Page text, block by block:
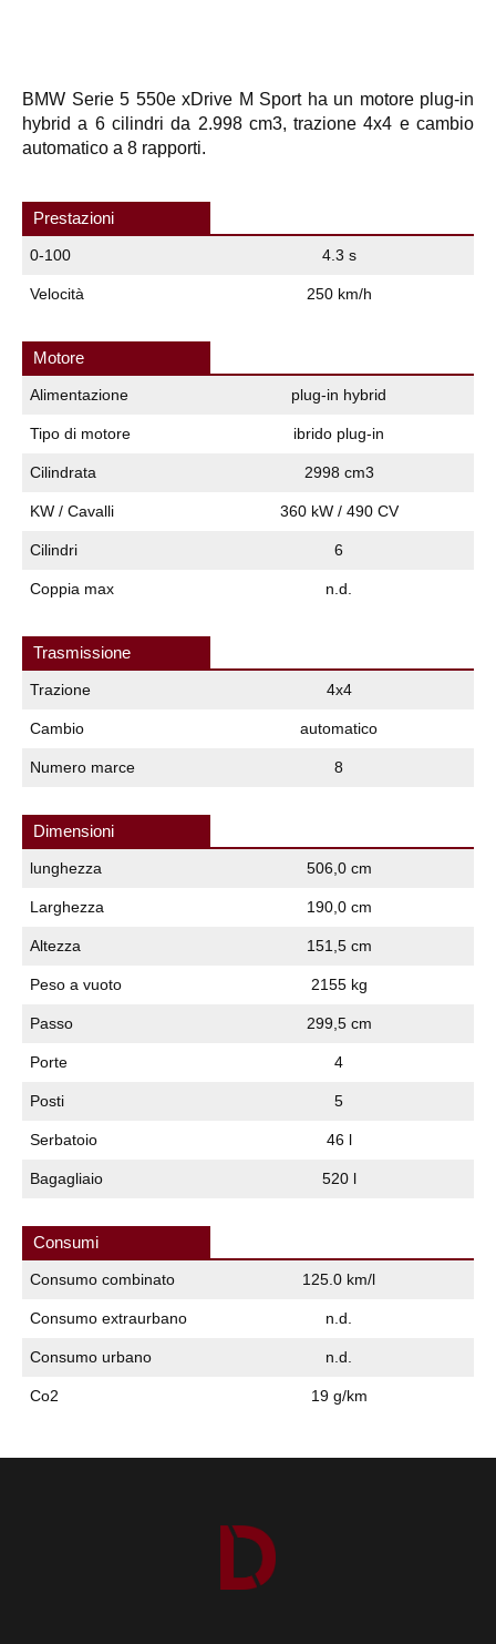
BMW Serie 5 550e xDrive M Sport ha un motore plug-in
hybrid a 6 cilindri da 2.998 cm3, trazione 4x4 e cambio
automatico a 8 rapporti.
Prestazioni
0-100 4.3 s
Velocità 250 km/h
Motore
Alimentazione plug-in hybrid
Tipo di motore ibrido plug-in
Cilindrata 2998 cm3
KW / Cavalli 360 kW / 490 CV
Cilindri 6
Coppia max n.d.
Trasmissione
Trazione 4x4
Cambio automatico
Numero marce 8
Dimensioni
lunghezza 506,0 cm
Larghezza 190,0 cm
Altezza 151,5 cm
Peso a vuoto 2155 kg
Passo 299,5 cm
Porte 4
Posti 5
Serbatoio 46 l
Bagagliaio 520 l
Consumi
Consumo combinato 125.0 km/l
Consumo extraurbano n.d.
Consumo urbano n.d.
Co2 19 g/km